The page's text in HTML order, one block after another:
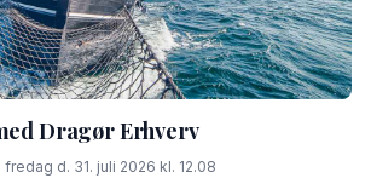
Dragør Erhverv
fredag d. 31. juli 2026 kl. 12.08